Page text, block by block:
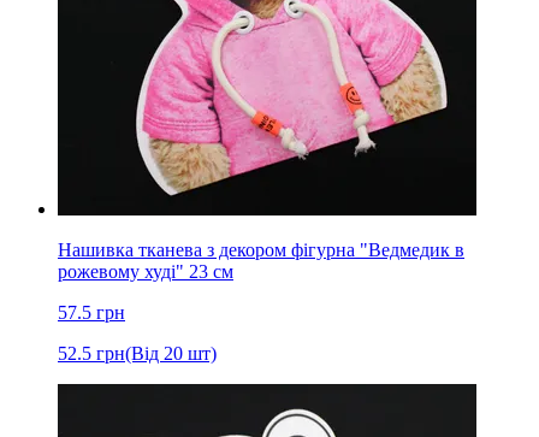
Нашивка тканева з декором фігурна "Ведмедик в
рожевому худі" 23 см
57.5 грн
52.5 грн(Від 20 шт)